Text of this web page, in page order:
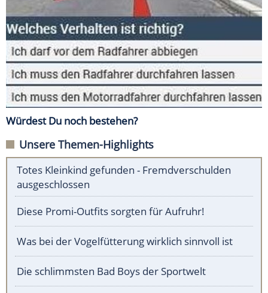
Würdest Du noch bestehen?
Unsere Themen-Highlights
Totes Kleinkind gefunden - Fremdverschulden
ausgeschlossen
Diese Promi-Outfits sorgten für Aufruhr!
Was bei der Vogelfütterung wirklich sinnvoll ist
Die schlimmsten Bad Boys der Sportwelt